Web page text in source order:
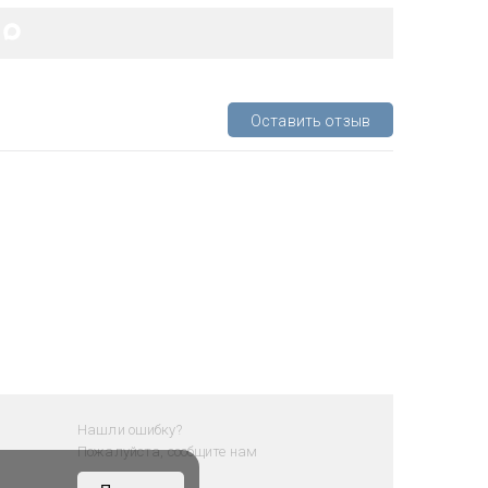
Оставить отзыв
Нашли ошибку?
Пожалуйста, сообщите нам